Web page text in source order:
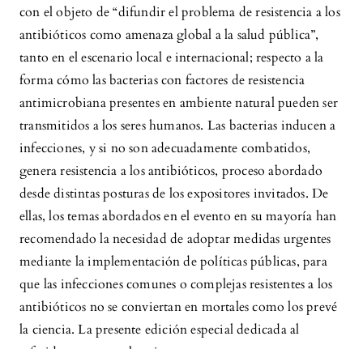
con el objeto de “difundir el problema de resistencia a los
antibióticos como amenaza global a la salud pública”,
tanto en el escenario local e internacional; respecto a la
forma cómo las bacterias con factores de resistencia
antimicrobiana presentes en ambiente natural pueden ser
transmitidos a los seres humanos. Las bacterias inducen a
infecciones, y si no son adecuadamente combatidos,
genera resistencia a los antibióticos, proceso abordado
desde distintas posturas de los expositores invitados. De
ellas, los temas abordados en el evento en su mayoría han
recomendado la necesidad de adoptar medidas urgentes
mediante la implementación de políticas públicas, para
que las infecciones comunes o complejas resistentes a los
antibióticos no se conviertan en mortales como los prevé
la ciencia. La presente edición especial dedicada al